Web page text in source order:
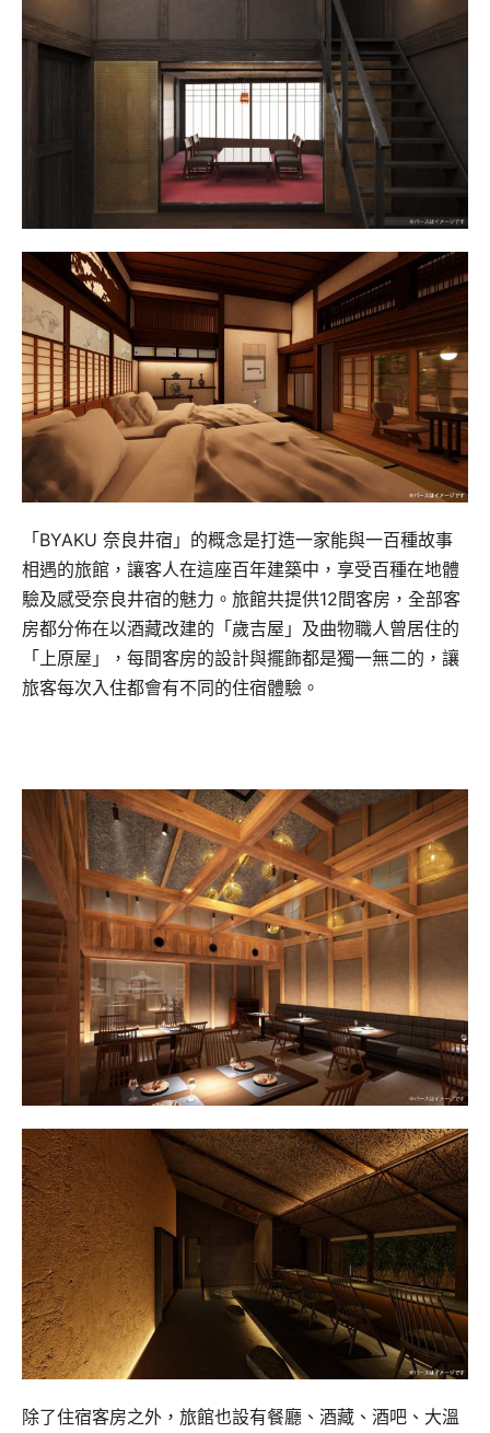
「BYAKU 奈良井宿」的概念是打造一家能與一百種故事
相遇的旅館，讓客人在這座百年建築中，享受百種在地體
驗及感受奈良井宿的魅力。旅館共提供12間客房，全部客
房都分佈在以酒藏改建的「歲吉屋」及曲物職人曾居住的
「上原屋」，每間客房的設計與擺飾都是獨一無二的，讓
旅客每次入住都會有不同的住宿體驗。
除了住宿客房之外，旅館也設有餐廳、酒藏、酒吧、大溫